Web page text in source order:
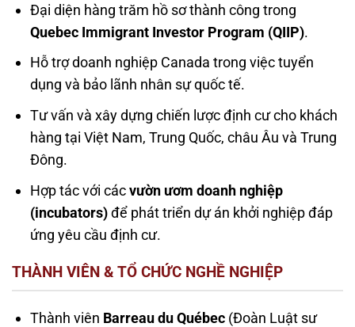
Đại diện hàng trăm hồ sơ thành công trong
Quebec Immigrant Investor Program (QIIP).
Hỗ trợ doanh nghiệp Canada trong việc tuyển
dụng và bảo lãnh nhân sự quốc tế.
Tư vấn và xây dựng chiến lược định cư cho khách
hàng tại Việt Nam, Trung Quốc, châu Âu và Trung
Đông.
Hợp tác với cácvườn ươm doanh nghiệp
(incubators)để phát triển dự án khởi nghiệp đáp
ứng yêu cầu định cư.
THÀNH VIÊN & TỔ CHỨC NGHỀ NGHIỆP
Thành viên Barreau du Québec (Đoàn Luật sư